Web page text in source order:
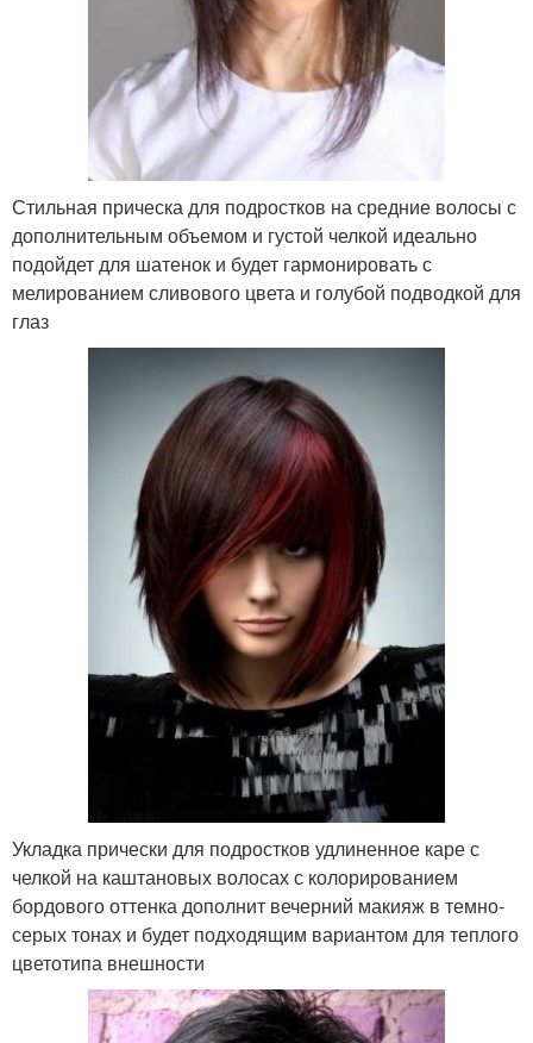
Стильная прическа для подростков на средние волосы с
дополнительным объемом и густой челкой идеально
подойдет для шатенок и будет гармонировать с
мелированием сливового цвета и голубой подводкой для
глаз
Укладка прически для подростков удлиненное каре с
челкой на каштановых волосах с колорированием
бордового оттенка дополнит вечерний макияж в темно-
серых тонах и будет подходящим вариантом для теплого
цветотипа внешности